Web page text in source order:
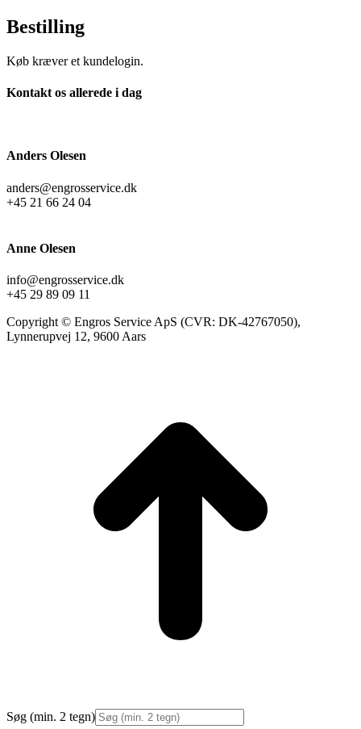
Bestilling
Køb kræver et kundelogin.
Kontakt os allerede i dag
Anders Olesen
anders@engrosservice.dk
+45 21 66 24 04
Anne Olesen
info@engrosservice.dk
+45 29 89 09 11
Copyright © Engros Service ApS (CVR: DK-42767050),
Lynnerupvej 12, 9600 Aars
Søg (min. 2 tegn)